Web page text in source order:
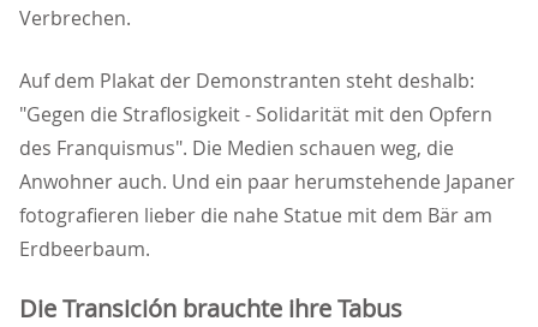
Verbrechen.
Auf dem Plakat der Demonstranten steht deshalb:
"Gegen die Straflosigkeit - Solidarität mit den Opfern
des Franquismus". Die Medien schauen weg, die
Anwohner auch. Und ein paar herumstehende Japaner
fotografieren lieber die nahe Statue mit dem Bär am
Erdbeerbaum.
Die Transición brauchte ihre Tabus